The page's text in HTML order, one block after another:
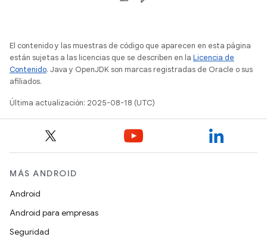
El contenido y las muestras de código que aparecen en esta página
están sujetas a las licencias que se describen en la Licencia de
Contenido. Java y OpenJDK son marcas registradas de Oracle o sus
afiliados.
Última actualización: 2025-08-18 (UTC)
MÁS ANDROID
Android
Android para empresas
Seguridad